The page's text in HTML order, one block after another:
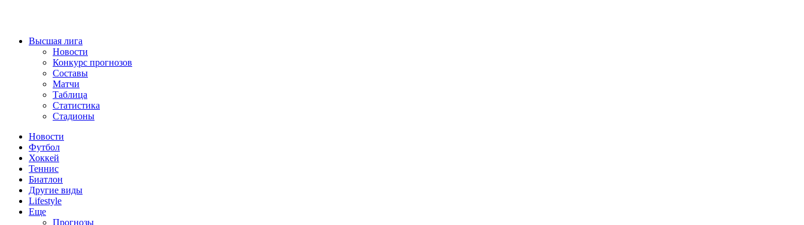
Высшая лига
Новости
Конкурс прогнозов
Составы
Матчи
Таблица
Статистика
Стадионы
Новости
Футбол
Хоккей
Теннис
Биатлон
Другие виды
Lifestyle
Еще
Прогнозы